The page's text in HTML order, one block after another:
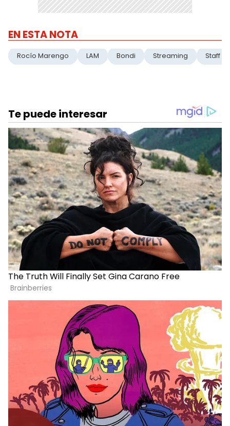
EN ESTA NOTA
Rocío Marengo LAM Bondi Streaming Staff